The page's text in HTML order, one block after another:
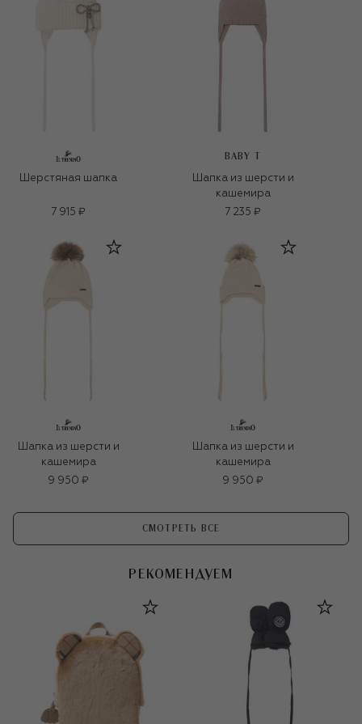
Шерстяная шапка
7 915 ₽
BABY T
Шапка из шерсти и
кашемира
7 235 ₽
Шапка из шерсти и
кашемира
9 950 ₽
Шапка из шерсти и
кашемира
9 950 ₽
СМОТРЕТЬ ВСЕ
РЕКОМЕНДУЕМ